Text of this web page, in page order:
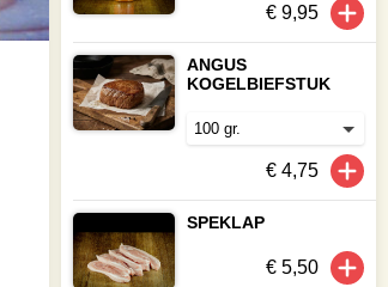
€ 9,95
ANGUS
KOGELBIEFSTUK
€ 4,75
SPEKLAP
€ 5,50